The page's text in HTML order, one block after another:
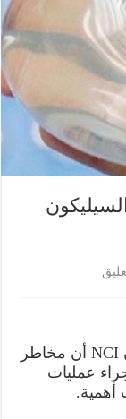
أعلن المعهد الوطني الأميركي للسرطان NCI أن مخاطر
عمليات
أهمية.